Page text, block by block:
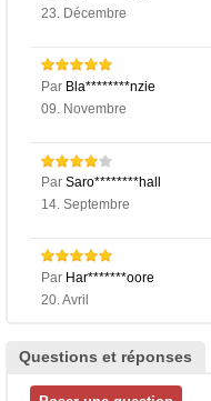
23. Décembre
Par Bla********nzie
09. Novembre
Par Saro********hall
14. Septembre
Par Har*******oore
20. Avril
Questions et réponses